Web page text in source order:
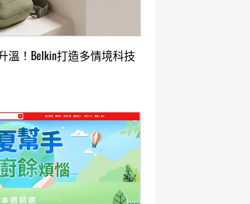
溫！Belkin打造多情境科技